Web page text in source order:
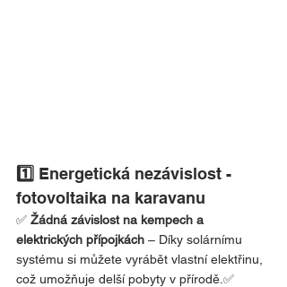
1️⃣ Energetická nezávislost -
fotovoltaika na karavanu
✅ Žádná závislost na kempech a
elektrických přípojkách – Díky solárnímu
systému si můžete vyrábět vlastní elektřinu,
což umožňuje delší pobyty v přírodě.✅